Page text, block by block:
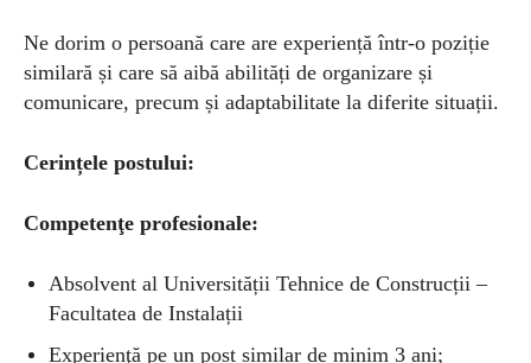
Ne dorim o persoană care are experiență într-o poziție
similară și care să aibă abilități de organizare și
comunicare, precum și adaptabilitate la diferite situații.
Cerințele postului:
Competenţe profesionale:
Absolvent al Universității Tehnice de Construcții –
Facultatea de Instalații
Experienţă pe un post similar de minim 3 ani;